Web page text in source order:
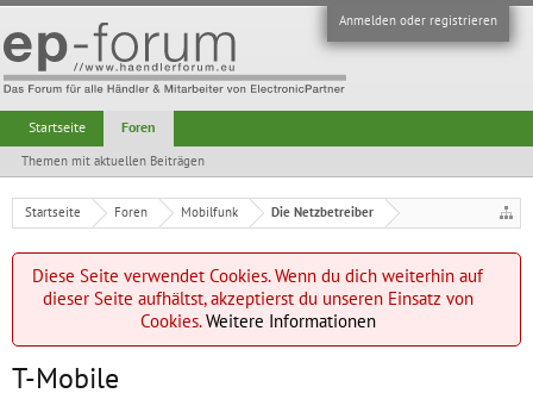
Anmelden oder registrieren
Startseite Foren Mobilfunk Die Netzbetreiber
Diese Seite verwendet Cookies. Wenn du dich weiterhin auf
dieser Seite aufhältst, akzeptierst du unseren Einsatz von
Cookies.Weitere Informationen
T-Mobile
Startseite Foren
Themen mit aktuellen Beiträgen